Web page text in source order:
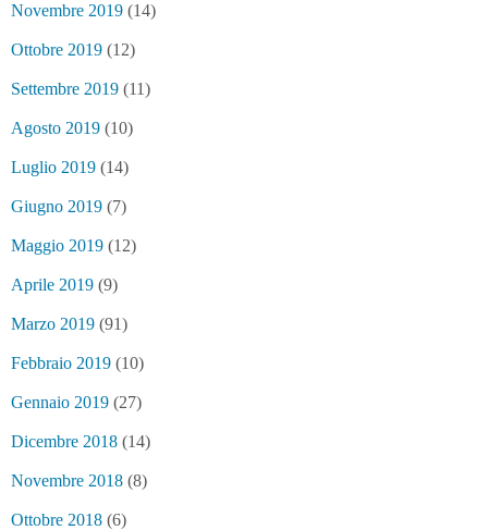
Novembre 2019 (14)
Ottobre 2019 (12)
Settembre 2019 (11)
Agosto 2019 (10)
Luglio 2019 (14)
Giugno 2019 (7)
Maggio 2019 (12)
Aprile 2019 (9)
Marzo 2019 (91)
Febbraio 2019 (10)
Gennaio 2019 (27)
Dicembre 2018 (14)
Novembre 2018 (8)
Ottobre 2018 (6)